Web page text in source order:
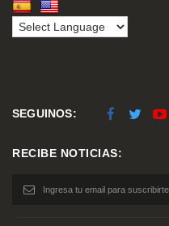
SEGUINOS:
RECIBE NOTICIAS: